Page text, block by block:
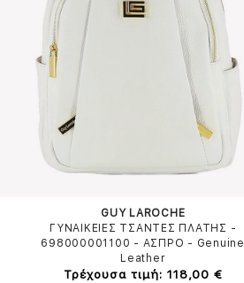
GUY LAROCHE
ΓΥΝΑΙΚΕΙΕΣ ΤΣΑΝΤΕΣ ΠΛΑΤΗΣ -
698000001100 - ΑΣΠΡΟ - Genuine
Leather
Τρέχουσα τιμή: 118,00 €